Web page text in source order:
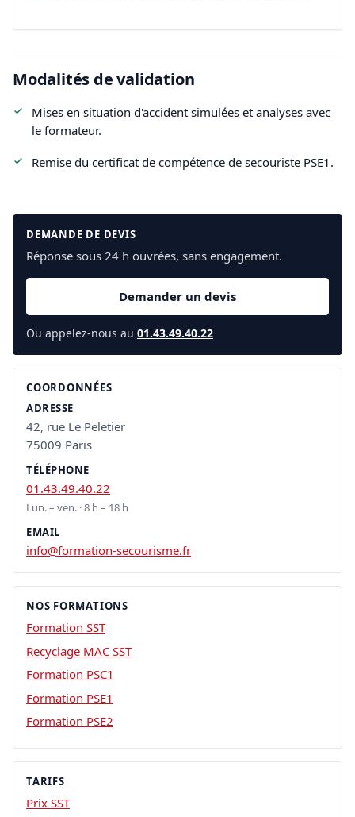
Modalités de validation
Mises en situation d'accident simulées et analyses avec
le formateur.
Remise du certificat de compétence de secouriste PSE1.
DEMANDE DE DEVIS
Réponse sous 24 h ouvrées, sans engagement.
Demander un devis
Ou appelez-nous au 01.43.49.40.22
COORDONNÉES
ADRESSE
42, rue Le Peletier
75009 Paris
TÉLÉPHONE
01.43.49.40.22
Lun. – ven. · 8 h – 18 h
EMAIL
info@formation-secourisme.fr
NOS FORMATIONS
Formation SST
Recyclage MAC SST
Formation PSC1
Formation PSE1
Formation PSE2
TARIFS
Prix SST